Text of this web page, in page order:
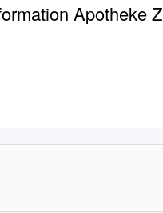
Apotheke Z